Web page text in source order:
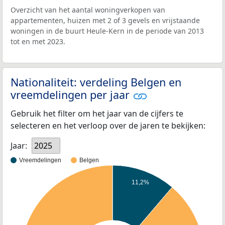
Overzicht van het aantal woningverkopen van
appartementen, huizen met 2 of 3 gevels en vrijstaande
woningen in de buurt Heule-Kern in de periode van 2013
tot en met 2023.
Nationaliteit: verdeling Belgen en
vreemdelingen per jaar
Gebruik het filter om het jaar van de cijfers te
selecteren en het verloop over de jaren te bekijken:
Jaar:
2025
Vreemdelingen Belgen
11,2%